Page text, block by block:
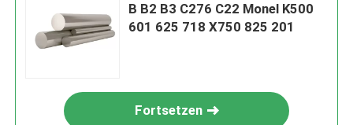
B B2 B3 C276 C22 Monel K500
601 625 718 X750 825 201
Fortsetzen